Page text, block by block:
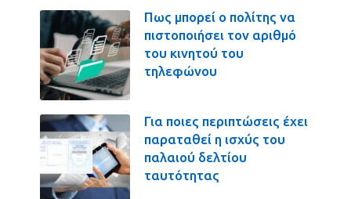
Πως μπορεί ο πολίτης να
πιστοποιήσει τον αριθμό
του κινητού του
τηλεφώνου
Για ποιες περιπτώσεις έχει
παραταθεί η ισχύς του
παλαιού δελτίου
ταυτότητας